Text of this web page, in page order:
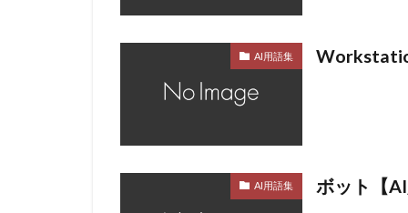
AI用語集
AI用語集 ボット【